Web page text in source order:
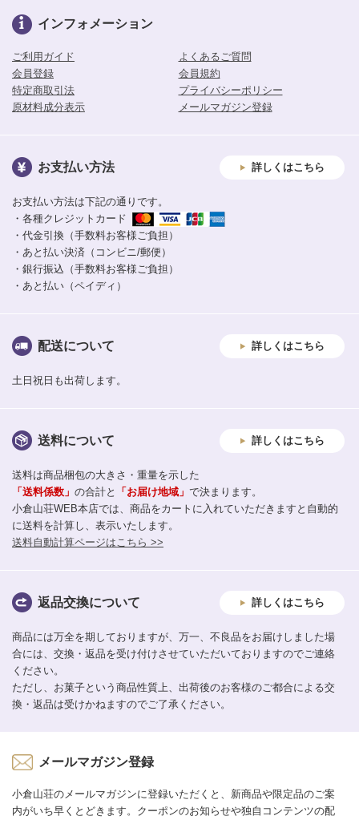
インフォメーション
ご利用ガイド
よくあるご質問
会員登録
会員規約
特定商取引法
プライバシーポリシー
原材料成分表示
メールマガジン登録
お支払い方法 詳しくはこちら
お支払い方法は下記の通りです。
・各種クレジットカード
・代金引換（手数料お客様ご負担）
・あと払い決済（コンビニ/郵便）
・銀行振込（手数料お客様ご負担）
・あと払い（ペイディ）
配送について 詳しくはこちら
土日祝日も出荷します。
送料について 詳しくはこちら
送料は商品梱包の大きさ・重量を示した
「送料係数」 の合計と 「お届け地域」 で決まります。
小倉山荘WEB本店では、商品をカートに入れていただきますと自動的
に送料を計算し、表示いたします。
送料自動計算ページはこちら >>
返品交換について 詳しくはこちら
商品には万全を期しておりますが、万一、不良品をお届けしました場
合には、交換・返品を受け付けさせていただいておりますのでご連絡
ください。
ただし、お菓子という商品性質上、出荷後のお客様のご都合による交
換・返品は受けかねますのでご了承ください。
メールマガジン登録
小倉山荘のメールマガジンに登録いただくと、新商品や限定品のご案
内がいち早くとどきます。クーポンのお知らせや独自コンテンツの配